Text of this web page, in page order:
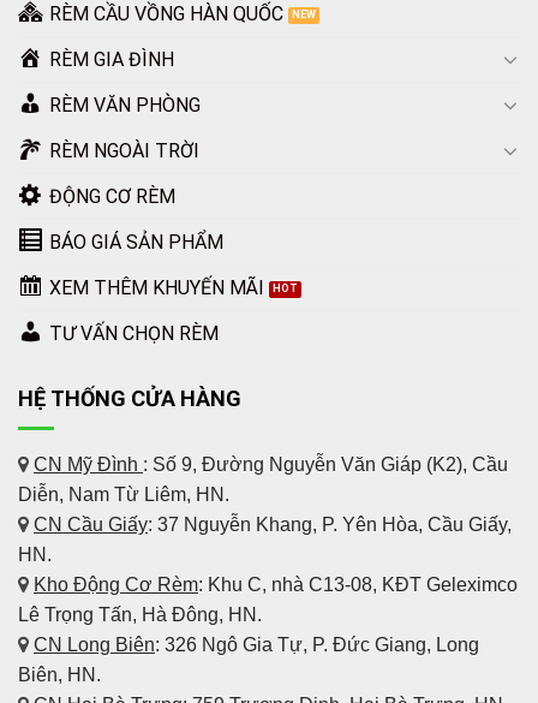
RÈM CẦU VỒNG HÀN QUỐC
RÈM GIA ĐÌNH
RÈM VĂN PHÒNG
RÈM NGOÀI TRỜI
ĐỘNG CƠ RÈM
BÁO GIÁ SẢN PHẨM
XEM THÊM KHUYẾN MÃI
TƯ VẤN CHỌN RÈM
HỆ THỐNG CỬA HÀNG
CN Mỹ Đình : Số 9, Đường Nguyễn Văn Giáp (K2), Cầu
Diễn, Nam Từ Liêm, HN.
CN Cầu Giấy: 37 Nguyễn Khang, P. Yên Hòa, Cầu Giấy,
HN.
Kho Động Cơ Rèm: Khu C, nhà C13-08, KĐT Geleximco
Lê Trọng Tấn, Hà Đông, HN.
CN Long Biên: 326 Ngô Gia Tự, P. Đức Giang, Long
Biên, HN.